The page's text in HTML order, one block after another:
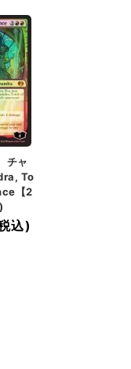
チャ
To
【2
込)